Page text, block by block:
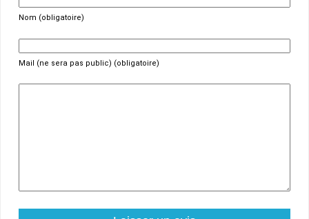
Nom (obligatoire)
Mail (ne sera pas public) (obligatoire)